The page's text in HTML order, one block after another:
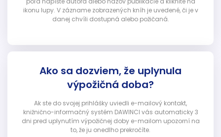
ikonu lupy. V zázname zobrazených kníh je uvedené, či je v
danej chvíli dostupná alebo požičaná.
Ako sa dozviem, že uplynula
výpožičná doba?
Ak ste do svojej prihlášky uviedli e-mailový kontakt,
knižnično-informačný systém DAWINCI vás automaticky 3
dni pred uplynutím výpožičnej doby e-mailom upozorní na
to, že ju onedlho prekročíte.